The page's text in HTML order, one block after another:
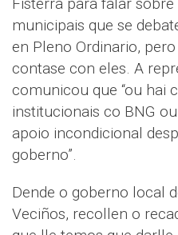
Fisterra para falar
municipais que se
en Pleno Ordinario,
contase con eles. A
comunicou que “ou hai
institucionais co BNG
apoio incondicional
goberno”.
Dende o goberno local
Veciños, recollen o